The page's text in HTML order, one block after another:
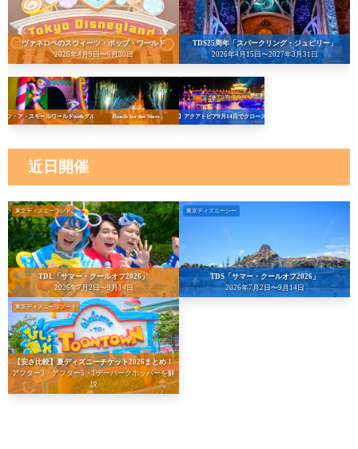
ヴァネロペのスウィーツ・ポップ・ワールド
2026年4月9日〜6月30日
TDS25周年「スパークリング・ジュビリー」
2026年4月15日〜2027年3月31日
ッツ・ア・スモールワールドwithグルート Reach for the Stars 【悲報】アクアトピア9月14日でクローズへ…！
近日開催
東京ディズニーランド
TDL「サマー・クールオフ2026」
2026年7月2日〜9月14日
東京ディズニーシー
TDS「サマー・クールオフ2026」
2026年7月2日〜9月14日
東京ディズニーリゾート
【安さ比較】夏ディズニーチケット2026まとめ！
アフター3・アフター5・1デーパークホッパーを解
説